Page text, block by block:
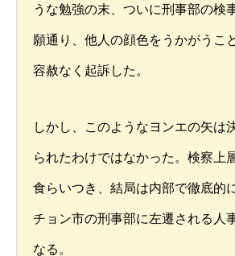
うな勉強の末、ついに刑事部の検
願通り、他人の顔色をうかがうこ
容赦なく起訴した。
しかし、このようなヨンエの矢は
られたわけではなかった。検察上
食らいつき、結局は内部で徹底
チョン市の刑事部に左遷される人
なる。